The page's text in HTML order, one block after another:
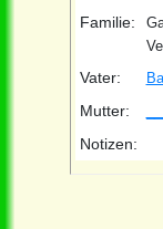
Familie:
Vater:
Mutter:
Notizen: